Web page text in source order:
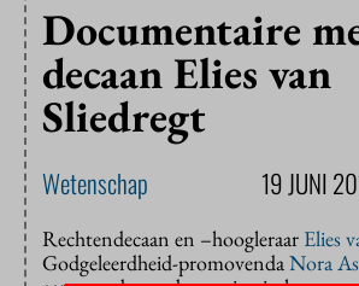
Documentaire
decaan Elies van
Sliedregt
Wetenschap 19 JUNI
Rechtendecaan en –hoogleraar Elies
Godgeleerdheid-promovendaNora